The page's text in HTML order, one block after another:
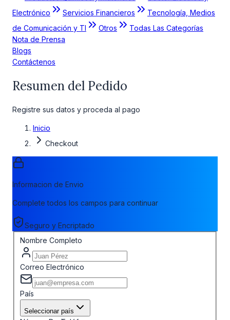
Electrónico
Servicios Financieros
Tecnología, Medios
de Comunicación y TI
Otros
Todas Las Categorías
Nota de Prensa
Blogs
Contáctenos
Resumen del Pedido
Registre sus datos y proceda al pago
Inicio
Checkout
Informacion de Envio
Complete todos los campos para continuar
Seguro y Encriptado
Nombre Completo
Correo Electrónico
País
Seleccionar país